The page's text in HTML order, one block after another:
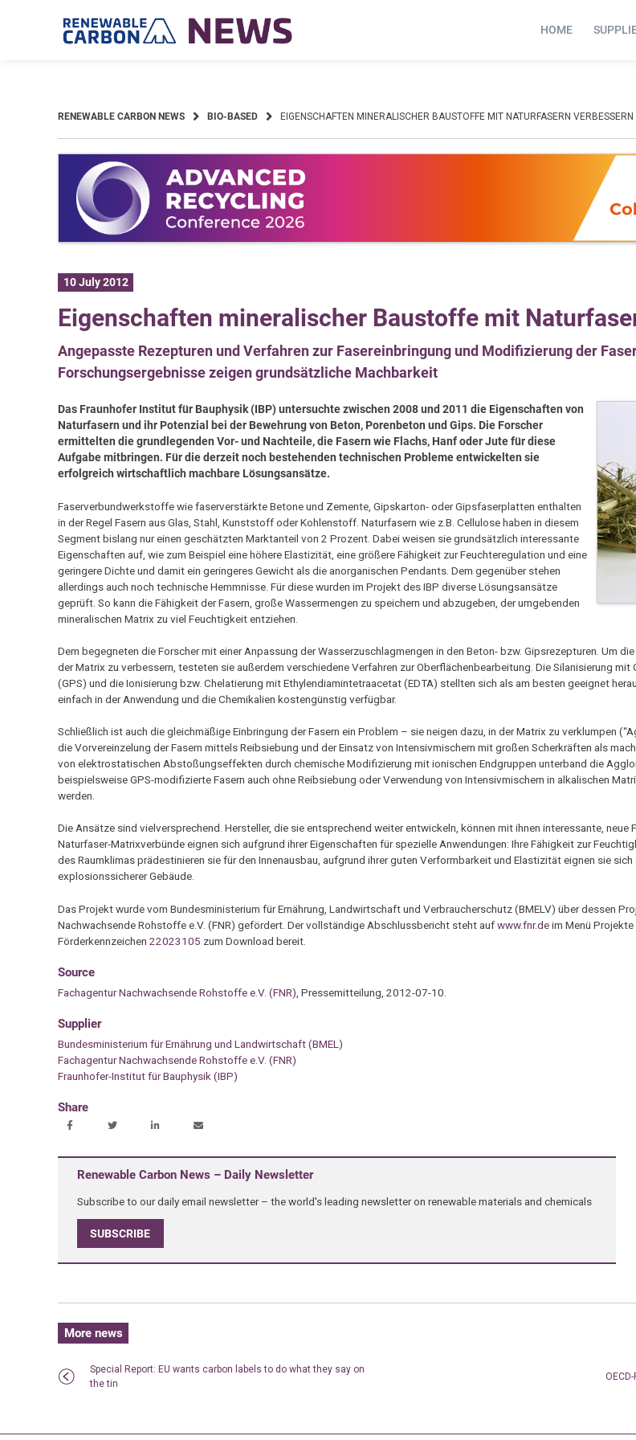
HOME
RENEWABLE CARBON NEWS BIO-BASED EIGENSCHAFTEN MINERALISCHER BAUSTOFFE MIT NATURFASERN VERBESSERN
10 July 2012
Eigenschaften mineralischer Baustoffe mit
Angepasste Rezepturen und Verfahren zur Fasereinbringung und Modifizierung der
Forschungsergebnisse zeigen grundsätzliche Machbarkeit
Das Fraunhofer Institut für Bauphysik (IBP) untersuchte zwischen 2008 und 2011 die Eigenschaften von
Naturfasern und ihr Potenzial bei der Bewehrung von Beton, Porenbeton und Gips. Die Forscher
ermittelten die grundlegenden Vor- und Nachteile, die Fasern wie Flachs, Hanf oder Jute für diese
Aufgabe mitbringen. Für die derzeit noch bestehenden technischen Probleme entwickelten sie
erfolgreich wirtschaftlich machbare Lösungsansätze.
Faserverbundwerkstoffe wie faserverstärkte Betone und Zemente, Gipskarton- oder Gipsfaserplatten enthalten
in der Regel Fasern aus Glas, Stahl, Kunststoff oder Kohlenstoff. Naturfasern wie z.B. Cellulose haben in diesem
Segment bislang nur einen geschätzten Marktanteil von 2 Prozent. Dabei weisen sie grundsätzlich interessante
Eigenschaften auf, wie zum Beispiel eine höhere Elastizität, eine größere Fähigkeit zur Feuchteregulation und eine
geringere Dichte und damit ein geringeres Gewicht als die anorganischen Pendants. Dem gegenüber stehen
allerdings auch noch technische Hemmnisse. Für diese wurden im Projekt des IBP diverse Lösungsansätze
geprüft. So kann die Fähigkeit der Fasern, große Wassermengen zu speichern und abzugeben, der umgebenden
mineralischen Matrix zu viel Feuchtigkeit entziehen.
Dem begegneten die Forscher mit einer Anpassung der Wasserzuschlagmengen in den Beton- bzw. Gipsrezepturen. Um
der Matrix zu verbessern, testeten sie außerdem verschiedene Verfahren zur Oberflächenbearbeitung. Die Silanisierung
(GPS) und die Ionisierung bzw. Chelatierung mit Ethylendiamintetraacetat (EDTA) stellten sich als am besten geeignet
einfach in der Anwendung und die Chemikalien kostengünstig verfügbar.
Schließlich ist auch die gleichmäßige Einbringung der Fasern ein Problem – sie neigen dazu, in der Matrix zu verklumpen
die Vorvereinzelung der Fasern mittels Reibsiebung und der Einsatz von Intensivmischern mit großen Scherkräften als
von elektrostatischen Abstoßungseffekten durch chemische Modifizierung mit ionischen Endgruppen unterband die
beispielsweise GPS-modifizierte Fasern auch ohne Reibsiebung oder Verwendung von Intensivmischern in alkalischen
werden.
Die Ansätze sind vielversprechend. Hersteller, die sie entsprechend weiter entwickeln, können mit ihnen interessante, neue
Naturfaser-Matrixverbünde eignen sich aufgrund ihrer Eigenschaften für spezielle Anwendungen: Ihre Fähigkeit zur
des Raumklimas prädestinieren sie für den Innenausbau, aufgrund ihrer guten Verformbarkeit und Elastizität eignen sie sich
explosionssicherer Gebäude.
Das Projekt wurde vom Bundesministerium für Ernährung, Landwirtschaft und Verbraucherschutz (BMELV) über dessen
Nachwachsende Rohstoffe e.V. (FNR) gefördert. Der vollständige Abschlussbericht steht aufwww.fnr.deim Menü Projekte
Förderkennzeichen 22023105 zum Download bereit.
Source
Fachagentur Nachwachsende Rohstoffe e.V. (FNR) , Pressemitteilung, 2012-07-10.
Supplier
Bundesministerium für Ernährung und Landwirtschaft (BMEL)
Fachagentur Nachwachsende Rohstoffe e.V. (FNR)
Fraunhofer-Institut für Bauphysik (IBP)
Share
Renewable Carbon News – Daily Newsletter
Subscribe to our daily email newsletter – the world's leading newsletter on renewable materials and chemicals
SUBSCRIBE
More news
Special Report: EU wants carbon labels to do what they say on
the tin